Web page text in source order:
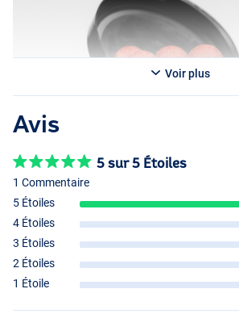
Voir plus
Avis
5 sur 5 Étoiles
1 Commentaire
5 Étoiles
4 Étoiles
3 Étoiles
2 Étoiles
1 Étoile